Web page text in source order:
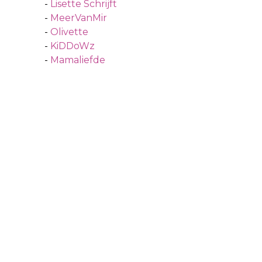
- Lisette Schrijft
- MeerVanMir
- Olivette
- KiDDoWz
- Mamaliefde